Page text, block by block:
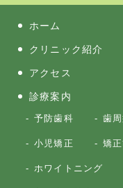
ホーム
クリニック紹介
アクセス
診療案内
予防歯科 歯
小児矯正 矯
ホワイトニング